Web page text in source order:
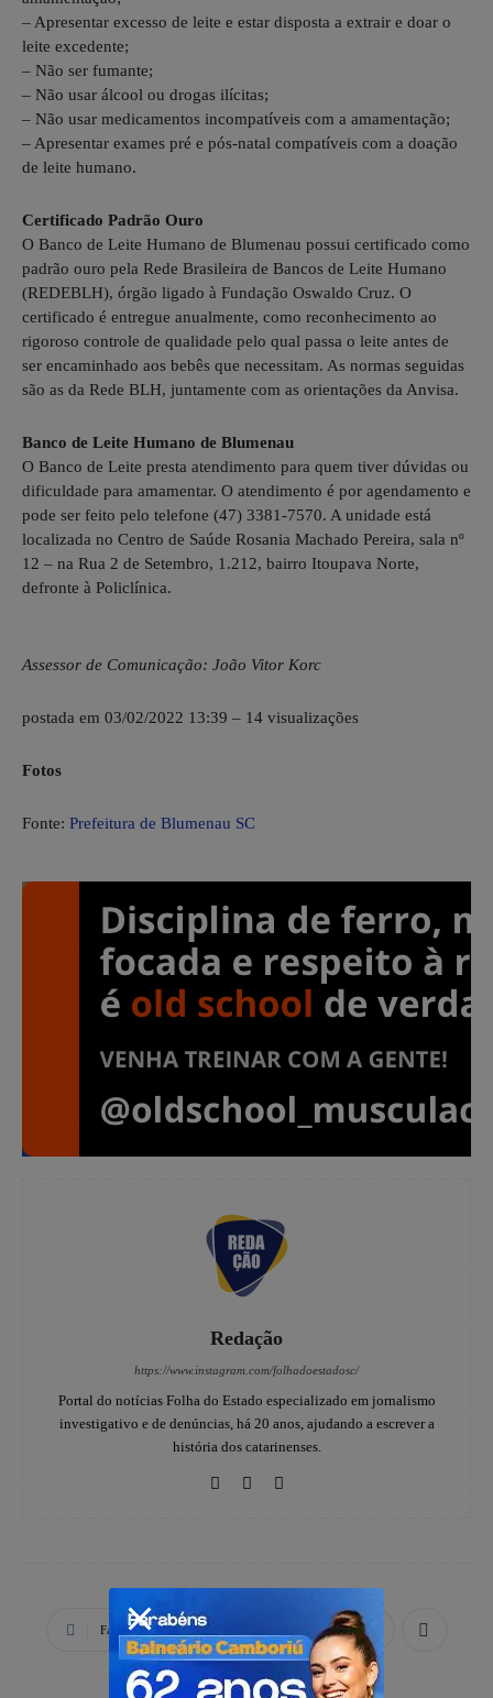
– Apresentar excesso de leite e estar disposta a extrair e doar o
leite excedente;
– Não ser fumante;
– Não usar álcool ou drogas ilícitas;
– Não usar medicamentos incompatíveis com a amamentação;
– Apresentar exames pré e pós-natal compatíveis com a doação
de leite humano.
Certificado Padrão Ouro
O Banco de Leite Humano de Blumenau possui certificado como
padrão ouro pela Rede Brasileira de Bancos de Leite Humano
(REDEBLH), órgão ligado à Fundação Oswaldo Cruz. O
certificado é entregue anualmente, como reconhecimento ao
rigoroso controle de qualidade pelo qual passa o leite antes de
ser encaminhado aos bebês que necessitam. As normas seguidas
são as da Rede BLH, juntamente com as orientações da Anvisa.
Banco de Leite Humano de Blumenau
O Banco de Leite presta atendimento para quem tiver dúvidas ou
dificuldade para amamentar. O atendimento é por agendamento e
pode ser feito pelo telefone (47) 3381-7570. A unidade está
localizada no Centro de Saúde Rosania Machado Pereira, sala nº
12 – na Rua 2 de Setembro, 1.212, bairro Itoupava Norte,
defronte à Policlínica.
Assessor de Comunicação: João Vitor Korc
postada em 03/02/2022 13:39 – 14 visualizações
Fotos
Fonte: Prefeitura de Blumenau SC
Redação
https://www.instagram.com/folhadoestadosc/
Portal do notícias Folha do Estado especializado em jornalismo
investigativo e de denúncias, há 20 anos, ajudando a escrever a
história dos catarinenses.
Facebook WhatsApp